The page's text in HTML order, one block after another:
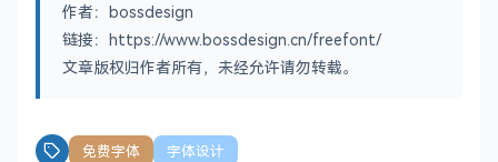
作者：bossdesign
链接：https://www.bossdesign.cn/freefont/
文章版权归作者所有，未经允许请勿转载。
免费字体 字体设计